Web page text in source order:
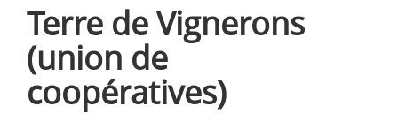
Terre de Vignerons
(union de
coopératives)